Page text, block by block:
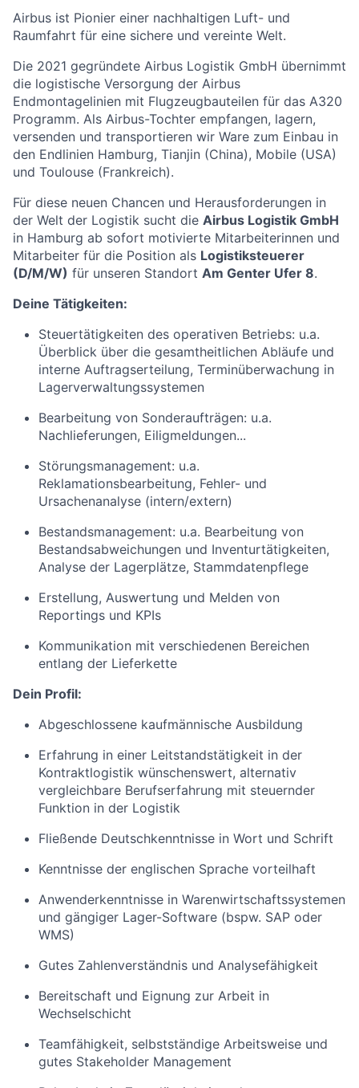
Airbus ist Pionier einer nachhaltigen Luft- und
Raumfahrt für eine sichere und vereinte Welt.
Die 2021 gegründete Airbus Logistik GmbH übernimmt
die logistische Versorgung der Airbus
Endmontagelinien mit Flugzeugbauteilen für das A320
Programm. Als Airbus-Tochter empfangen, lagern,
versenden und transportieren wir Ware zum Einbau in
den Endlinien Hamburg, Tianjin (China), Mobile (USA)
und Toulouse (Frankreich).
Für diese neuen Chancen und Herausforderungen in
der Welt der Logistik sucht die Airbus Logistik GmbH
in Hamburg ab sofort motivierte Mitarbeiterinnen und
Mitarbeiter für die Position als Logistiksteuerer
(D/M/W) für unseren Standort Am Genter Ufer 8.
Deine Tätigkeiten:
Steuertätigkeiten des operativen Betriebs: u.a.
Überblick über die gesamtheitlichen Abläufe und
interne Auftragserteilung, Terminüberwachung in
Lagerverwaltungssystemen
Bearbeitung von Sonderaufträgen: u.a.
Nachlieferungen, Eiligmeldungen...
Störungsmanagement: u.a.
Reklamationsbearbeitung, Fehler- und
Ursachenanalyse (intern/extern)
Bestandsmanagement: u.a. Bearbeitung von
Bestandsabweichungen und Inventurtätigkeiten,
Analyse der Lagerplätze, Stammdatenpflege
Erstellung, Auswertung und Melden von
Reportings und KPIs
Kommunikation mit verschiedenen Bereichen
entlang der Lieferkette
Dein Profil:
Abgeschlossene kaufmännische Ausbildung
Erfahrung in einer Leitstandstätigkeit in der
Kontraktlogistik wünschenswert, alternativ
vergleichbare Berufserfahrung mit steuernder
Funktion in der Logistik
Fließende Deutschkenntnisse in Wort und Schrift
Kenntnisse der englischen Sprache vorteilhaft
Anwenderkenntnisse in Warenwirtschaftssystemen
und gängiger Lager-Software (bspw. SAP oder
WMS)
Gutes Zahlenverständnis und Analysefähigkeit
Bereitschaft und Eignung zur Arbeit in
Wechselschicht
Teamfähigkeit, selbstständige Arbeitsweise und
gutes Stakeholder Management